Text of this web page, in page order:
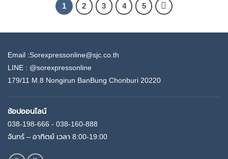
1 2 3 4 5
Email :Sorexpressonline@sjc.co.th
LINE : @sorexpressonline
179/11 M.8 Nongirun BanBung Chonburi 20220
ช้อปออนไลน์
038-198-666 - 038-160-888
จันทร์ – อาทิตย์ เวลา 8:00-19:00